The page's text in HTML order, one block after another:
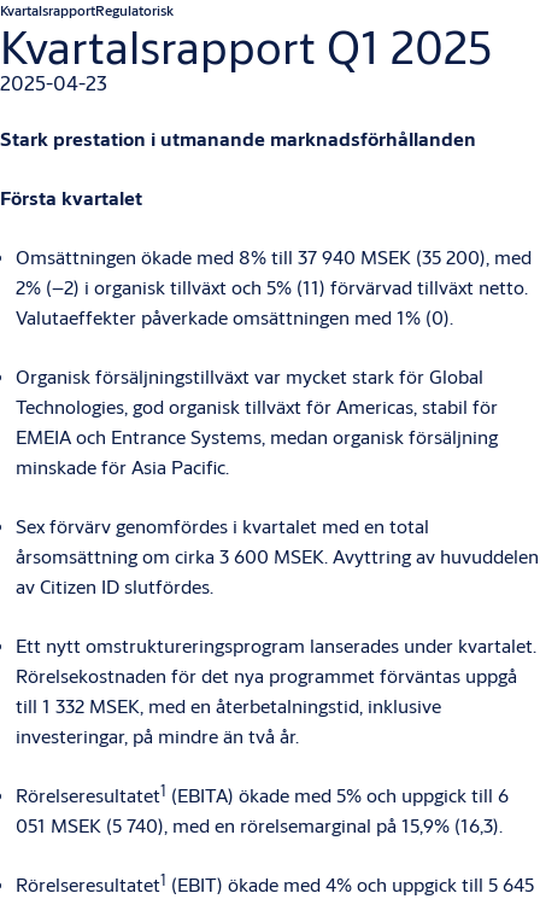
KvartalsrapportRegulatorisk
Kvartalsrapport Q1 2025
2025-04-23
Stark prestation i utmanande marknadsförhållanden
Första kvartalet
Omsättningen ökade med 8% till 37 940 MSEK (35 200), med
2% (–2) i organisk tillväxt och 5% (11) förvärvad tillväxt netto.
Valutaeffekter påverkade omsättningen med 1% (0).
Organisk försäljningstillväxt var mycket stark för Global
Technologies, god organisk tillväxt för Americas, stabil för
EMEIA och Entrance Systems, medan organisk försäljning
minskade för Asia Pacific.
Sex förvärv genomfördes i kvartalet med en total
årsomsättning om cirka 3 600 MSEK. Avyttring av huvuddelen
av Citizen ID slutfördes.
Ett nytt omstruktureringsprogram lanserades under kvartalet.
Rörelsekostnaden för det nya programmet förväntas uppgå
till 1 332 MSEK, med en återbetalningstid, inklusive
investeringar, på mindre än två år.
Rörelseresultatet1 (EBITA) ökade med 5% och uppgick till 6
051 MSEK (5 740), med en rörelsemarginal på 15,9% (16,3).
Rörelseresultatet1 (EBIT) ökade med 4% och uppgick till 5 645